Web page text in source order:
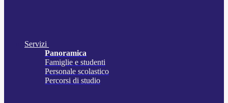
Servizi
Panoramica
Famiglie e studenti
Personale scolastico
Percorsi di studio